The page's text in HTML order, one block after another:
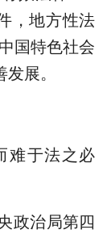
，地方性法
国特色社会
展。
于法之必
治局第四